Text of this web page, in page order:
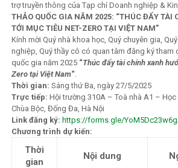
trợ truyền thông của Tạp chí Doanh nghiệp &
THẢO QUỐC GIA NĂM 2025: “THÚC ĐẨY TÀI
TỚI MỤC TIÊU NET-ZERO TẠI VIỆT NAM”
Kính mời Quý nhà khoa học, Quý chuyên gia,
nghiệp, Quý thầy cô có quan tâm đăng ký tham
quốc gia năm 2025 “Thúc đẩy tài chính xanh
Zero tại Việt Nam“.
Thời gian:Sáng thứ Ba, ngày 27/5/2025
Trực tiếp:Hội trường 310A – Toà nhà A1 –
Chùa Bộc, Đống Đa, Hà Nội
Link đăng ký: https://forms.gle/
Chương trình dự kiến:
Thời
gian
Nội dung